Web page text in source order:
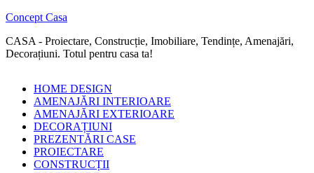
Concept Casa
CASA - Proiectare, Construcție, Imobiliare, Tendințe, Amenajări,
Decorațiuni. Totul pentru casa ta!
HOME DESIGN
AMENAJĂRI INTERIOARE
AMENAJĂRI EXTERIOARE
DECORAȚIUNI
PREZENTĂRI CASE
PROIECTARE
CONSTRUCȚII